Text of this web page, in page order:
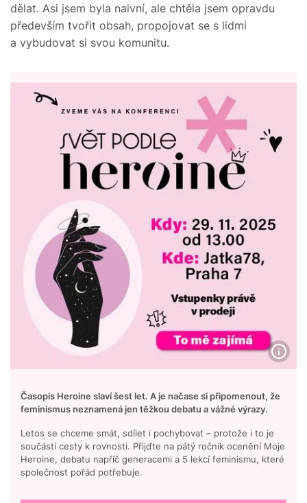
dělat. Asi jsem byla naivní, ale chtěla jsem opravdu
především tvořit obsah, propojovat se s lidmi
a vybudovat si svou komunitu.
Časopis Heroine slaví šest let. A je načase si připomenout, že
feminismus neznamená jen těžkou debatu a vážné výrazy.
Letos se chceme smát, sdílet i pochybovat – protože i to je
součástí cesty k rovnosti. Přijďte na pátý ročník ocenění Moje
Heroine, debatu napříč generacemi a 5 lekcí feminismu, které
společnost pořád potřebuje.